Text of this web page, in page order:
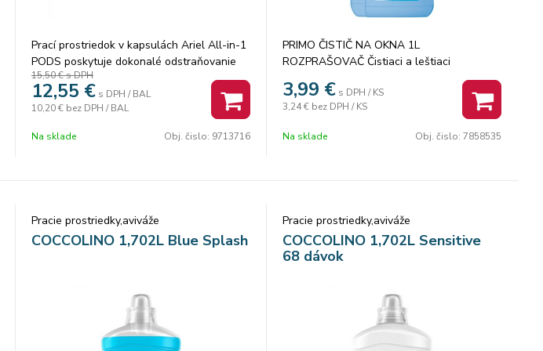
Prací prostriedok v kapsulách Ariel All-in-1
PODS poskytuje dokonalé odstraňovanie
škvŕn aj počas prania pri nízkych teplotách.
Boli navrhnuté na pranie pri nízkych
teplotách s jedinečnými technológiami ako
teraz môžu pomôcť znížiť množstvo plastov
odstraňovania škvŕn, vďaka čomu ponúka
najhlbšie a najúčinnejšie čistenie All-in-1
15,50 €s DPH
12,55 € s DPH / BAL
10,20 € bez DPH / BAL
Na sklade Obj. čislo: 9713716
PRIMO ČISTIČ NA OKNA 1L
ROZPRAŠOVAČ Čistiaci a leštiaci
prostriedok na okna, skla a zrkadlá s
rozprašovačom.
3,99 € s DPH / KS
3,24 € bez DPH / KS
Na sklade Obj. čislo: 7858535
Pracie prostriedky,aviváže
COCCOLINO 1,702L Blue Splash
Pracie prostriedky,aviváže
COCCOLINO 1,702L Sensitive
68 dávok